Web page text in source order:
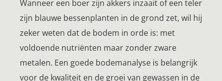
Wanneer een boer zijn akkers inzaait of een teler
zijn blauwe bessenplanten in de grond zet, wil hij
zeker weten dat de bodem in orde is: met
voldoende nutriënten maar zonder zware
metalen. Een goede bodemanalyse is belangrijk
voor de kwaliteit en de groei van gewassen in de